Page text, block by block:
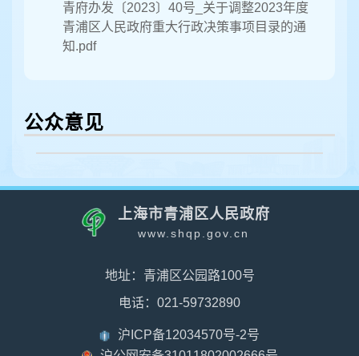
青府办发〔2023〕40号_关于调整2023年度
青浦区人民政府重大行政决策事项目录的通
知.pdf
公众意见
上海市青浦区人民政府
www.shqp.gov.cn
地址：青浦区公园路100号
电话：021-59732890
沪ICP备12034570号-2号